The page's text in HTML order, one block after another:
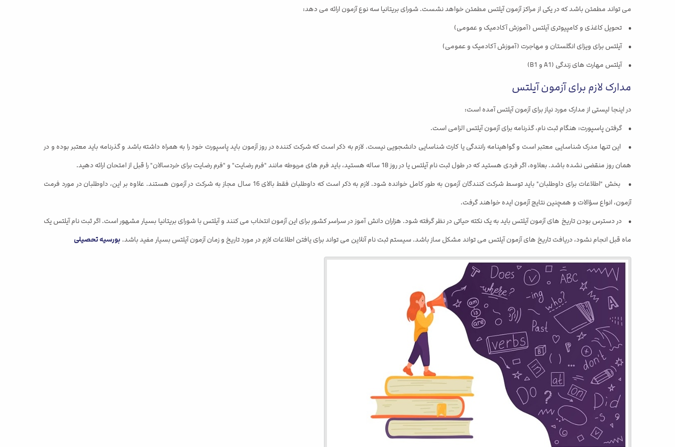
می تواند مطمئن باشد که در یکی از مراکز آزمون آیلتس مطمئن خواهد نشست. شورای بریتانیا سه نوع آزمون ارائه می دهد:
• تحویل کاغذی و کامپیوتری آیلتس (آموزش آکادمیک و عمومی)
• آیلتس برای ویزای انگلستان و مهاجرت (آموزش آکادمیک و عمومی)
• آیلتس مهارت های زندگی (A1 و B1)
مدارک لازم برای آزمون آیلتس
در اینجا لیستی از مدارک مورد نیاز برای آزمون آیلتس آمده است:
• گرفتن پاسپورت: هنگام ثبت نام، گذرنامه برای آزمون آیلتس الزامی است.
• این تنها مدرک شناسایی معتبر است و گواهینامه رانندگی یا کارت شناسایی دانشجویی نیست. لازم به ذکر است که شرکت کننده در روز آزمون باید پاسپورت خود را به همراه داشته باشد و گذرنامه باید معتبر بوده و در
همان روز منقضی نشده باشد. بعلاوه، اگر فردی هستید که در طول ثبت نام آیلتس یا در روز 18 ساله هستید، باید فرم های مربوطه مانند "فرم رضایت" و "فرم رضایت برای خردسالان" را قبل از امتحان ارائه دهید.
• بخش "اطلاعات برای داوطلبان" باید توسط شرکت کنندگان آزمون به طور کامل خوانده شود. لازم به ذکر است که داوطلبان فقط بالای 16 سال مجاز به شرکت در آزمون هستند. علاوه بر این، داوطلبان در مورد فرمت
آزمون، انواع سؤالات و همچنین نتایج آزمون ایده خواهند گرفت.
• در دسترس بودن تاریخ های آزمون آیلتس باید به یک نکته حیاتی در نظر گرفته شود. هزاران دانش آموز در سراسر کشور برای این آزمون انتخاب می کنند و آیلتس با شورای بریتانیا بسیار مشهور است. اگر ثبت نام آیلتس یک
ماه قبل انجام نشود، دریافت تاریخ های آزمون آیلتس می تواند مشکل ساز باشد. سیستم ثبت نام آنلاین می تواند برای یافتن اطلاعات لازم در مورد تاریخ و زمان آزمون آیلتس بسیار مفید باشد. بورسیه تحصیلی